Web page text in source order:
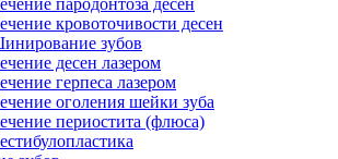
пародонтоза десен
кровоточивости десен
зубов
десен лазером
герпеса лазером
оголения шейки зуба
периостита (флюса)